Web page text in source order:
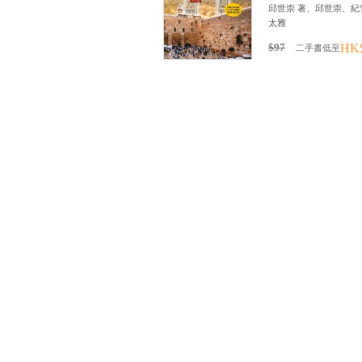
邱世崇 著、邱世崇、紀
太雅
$97 二手書低至